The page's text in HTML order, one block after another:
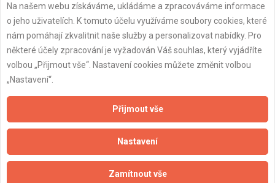
Aktualizováno z portálu ARES dne 23.06.2026 01:30:45
Naše firmy a řemeslníci
Zpracování a ochrana osobních údajů
Zásady pro používání souborů cookie
Obchodní podmínky (zprostředkování)
Obchodní podmínky (rozpočtování)
Na našem webu získáváme, ukládáme a zpracováváme informace
o jeho uživatelích. K tomuto účelu využíváme soubory cookies, které
nám pomáhají zkvalitnit naše služby a personalizovat nabídky. Pro
některé účely zpracování je vyžadován Váš souhlas, který vyjádříte
volbou „Přijmout vše“. Nastavení cookies můžete změnit volbou
„Nastavení“.
Přijmout vše
Nastavení
Zamítnout vše